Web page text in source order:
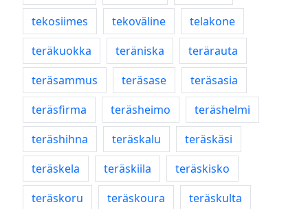
tekosiimes
tekoväline
telakone
teräkuokka
teräniska
terärauta
teräsammus
teräsase
teräsasia
teräsfirma
teräsheimo
teräshelmi
teräshihna
teräskalu
teräskäsi
teräskela
teräskiila
teräskisko
teräskoru
teräskoura
teräskulta